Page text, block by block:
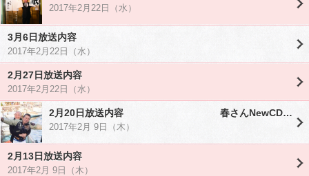
2017年2月22日（水）
3月6日放送内容
2017年2月22日（水）
2月27日放送内容
2017年2月22日（水）
2月20日放送内容 春さんNewCD『一献』新着情報も！
2017年2月 9日（木）
2月13日放送内容
2017年2月 9日（木）